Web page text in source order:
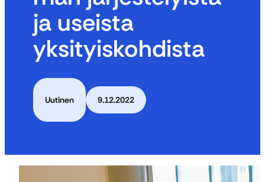
ja useista
yksityiskohdista
Uutinen 9.12.2022